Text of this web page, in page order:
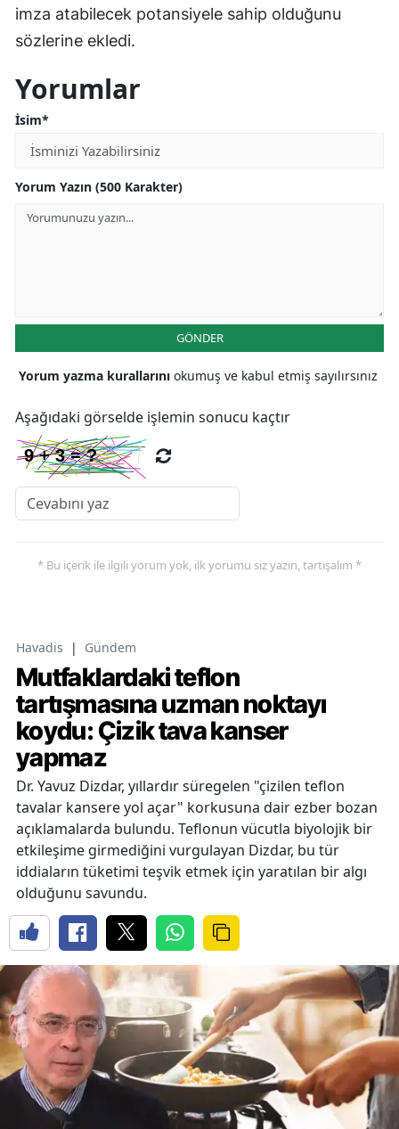
imza atabilecek potansiyele sahip olduğunu
sözlerine ekledi.
Yorumlar
İsim*
Yorum Yazın (500 Karakter)
GÖNDER
Yorum yazma kurallarını okumuş ve kabul etmiş sayılırsınız
Aşağıdaki görselde işlemin sonucu kaçtır
* Bu içerik ile ilgili yorum yok, ilk yorumu siz yazın, tartışalım *
Havadis | Gündem
Mutfaklardaki teflon
tartışmasına uzman noktayı
koydu: Çizik tava kanser
yapmaz
Dr. Yavuz Dizdar, yıllardır süregelen "çizilen teflon
tavalar kansere yol açar" korkusuna dair ezber bozan
açıklamalarda bulundu. Teflonun vücutla biyolojik bir
etkileşime girmediğini vurgulayan Dizdar, bu tür
iddiaların tüketimi teşvik etmek için yaratılan bir algı
olduğunu savundu.